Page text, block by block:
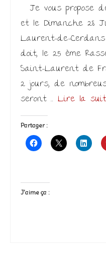
Je vous propose
et le Dimanche 28
Laurent-de-
doit, le 25 ème
Saint-Laurent de
2 jours, de
seront … Lire la
Partager :
J’aime ça :